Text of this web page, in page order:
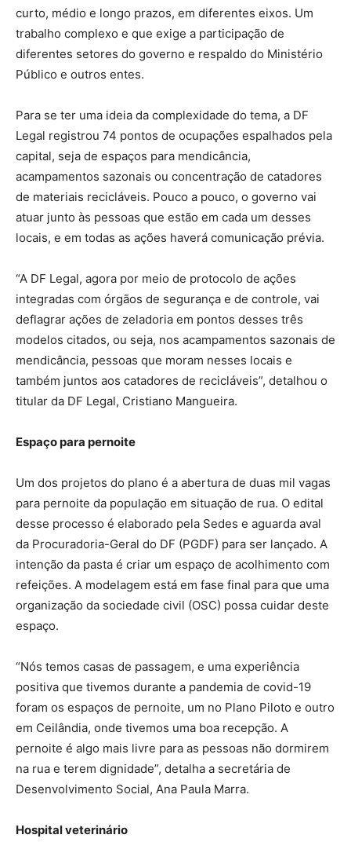
curto, médio e longo prazos, em diferentes eixos. Um
trabalho complexo e que exige a participação de
diferentes setores do governo e respaldo do Ministério
Público e outros entes.
Para se ter uma ideia da complexidade do tema, a DF
Legal registrou 74 pontos de ocupações espalhados pela
capital, seja de espaços para mendicância,
acampamentos sazonais ou concentração de catadores
de materiais recicláveis. Pouco a pouco, o governo vai
atuar junto às pessoas que estão em cada um desses
locais, e em todas as ações haverá comunicação prévia.
“A DF Legal, agora por meio de protocolo de ações
integradas com órgãos de segurança e de controle, vai
deflagrar ações de zeladoria em pontos desses três
modelos citados, ou seja, nos acampamentos sazonais de
mendicância, pessoas que moram nesses locais e
também juntos aos catadores de recicláveis”, detalhou o
titular da DF Legal, Cristiano Mangueira.
Espaço para pernoite
Um dos projetos do plano é a abertura de duas mil vagas
para pernoite da população em situação de rua. O edital
desse processo é elaborado pela Sedes e aguarda aval
da Procuradoria-Geral do DF (PGDF) para ser lançado. A
intenção da pasta é criar um espaço de acolhimento com
refeições. A modelagem está em fase final para que uma
organização da sociedade civil (OSC) possa cuidar deste
espaço.
“Nós temos casas de passagem, e uma experiência
positiva que tivemos durante a pandemia de covid-19
foram os espaços de pernoite, um no Plano Piloto e outro
em Ceilândia, onde tivemos uma boa recepção. A
pernoite é algo mais livre para as pessoas não dormirem
na rua e terem dignidade”, detalha a secretária de
Desenvolvimento Social, Ana Paula Marra.
Hospital veterinário